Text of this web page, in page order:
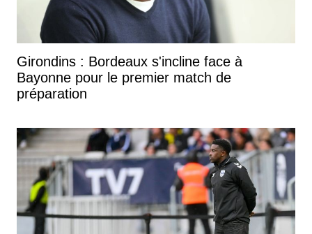
Girondins : Bordeaux s'incline face à
Bayonne pour le premier match de
préparation